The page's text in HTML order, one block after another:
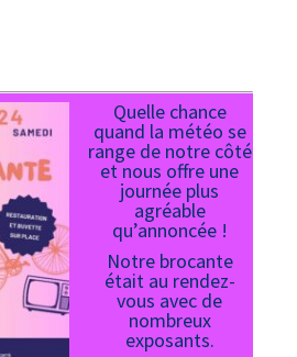
Quelle chance
quand la météo se
range de notre côté
et nous offre une
journée plus
agréable
qu’annoncée !
Notre brocante
était au rendez-
vous avec de
nombreux
exposants.